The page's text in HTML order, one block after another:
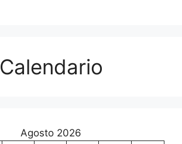
Calendario
Agosto 2026